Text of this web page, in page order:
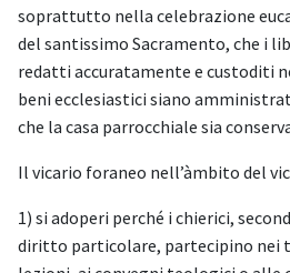
soprattutto nella celebrazione
del santissimo Sacramento, che i
redatti accuratamente e custoditi
beni ecclesiastici siano
che la casa parrocchiale sia
Il vicario foraneo nell’àmbito del
1) si adoperi perché i chierici,
diritto particolare, partecipino nei